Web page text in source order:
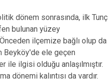
Simav
Tavşanlı
dönem sonrasında, ilk Tunç
bulunan yüzey
Önceden ilçemize bağlı olup da
Beyköy'de ele geçen
ile ilgisi olduğu anlaşılmıştır.
dönemi kalıntısı da vardır.